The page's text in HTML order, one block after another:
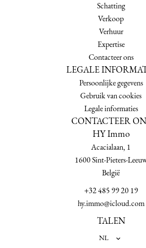
Schatting
Verkoop
Verhuur
Expertise
Contacteer ons
LEGALE
Persoonlijke gegevens
Gebruik van cookies
Legale informaties
CONTACTEER
HY Immo
Acacialaan, 1
1600Sint-Pieters-
België
+32 485 99 20 19
hy.immo@icloud.com
TALEN
NL